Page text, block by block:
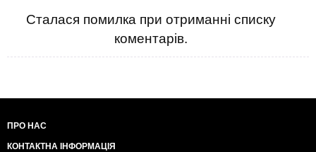
Сталася помилка при отриманні списку
коментарів.
ПРО НАС
КОНТАКТНА ІНФОРМАЦІЯ